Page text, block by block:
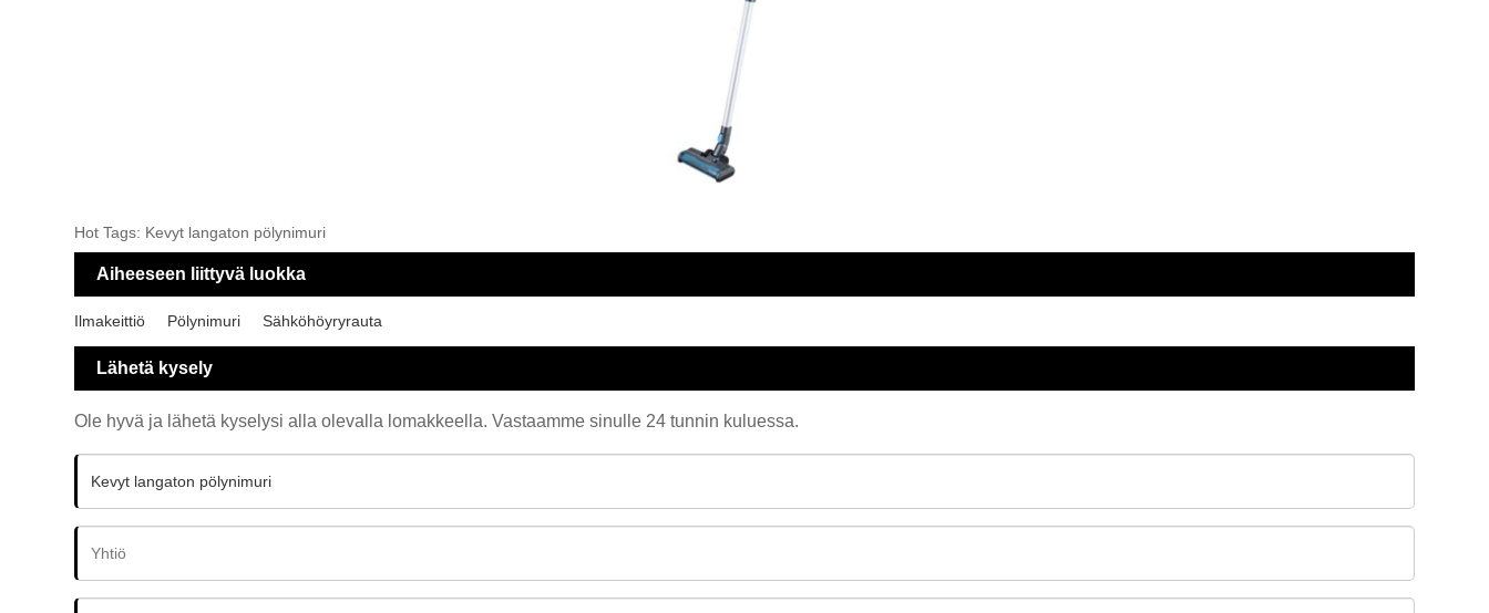
Hot Tags: Kevyt langaton pölynimuri
Aiheeseen liittyvä luokka
Ilmakeittiö Pölynimuri Sähköhöyryrauta
Lähetä kysely
Ole hyvä ja lähetä kyselysi alla olevalla lomakkeella. Vastaamme sinulle 24 tunnin kuluessa.